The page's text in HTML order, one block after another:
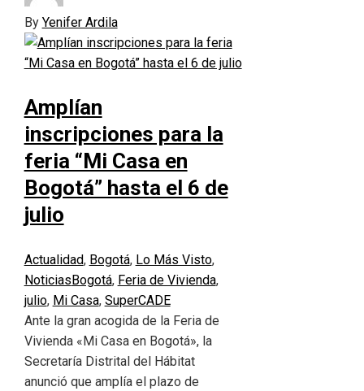
By Yenifer Ardila
Amplían
inscripciones para la
feria “Mi Casa en
Bogotá” hasta el 6 de
julio
Actualidad, Bogotá, Lo Más Visto,
Noticias Bogotá, Feria de Vivienda,
julio, Mi Casa, SuperCADE
Ante la gran acogida de la Feria de
Vivienda «Mi Casa en Bogotá», la
Secretaría Distrital del Hábitat
anunció que amplía el plazo de